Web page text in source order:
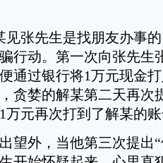
张先生是找朋友办事的
行动。第一次向张先生
通过银行将1万元现金
贪婪的解某第二天再次
万元再次打到了解某的
外，当他第三次提出“